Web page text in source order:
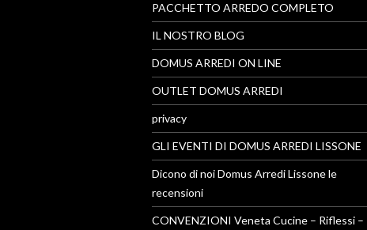
PACCHETTO ARREDO COMPLETO
IL NOSTRO BLOG
DOMUS ARREDI ON LINE
OUTLET DOMUS ARREDI
privacy
GLI EVENTI DI DOMUS ARREDI LISSONE
Dicono di noi Domus Arredi Lissone le
recensioni
CONVENZIONI Veneta Cucine – Riflessi –